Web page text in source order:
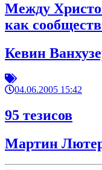
Между
как
Кевин
04.06.2005 15:42
95 тезисов
Мартин